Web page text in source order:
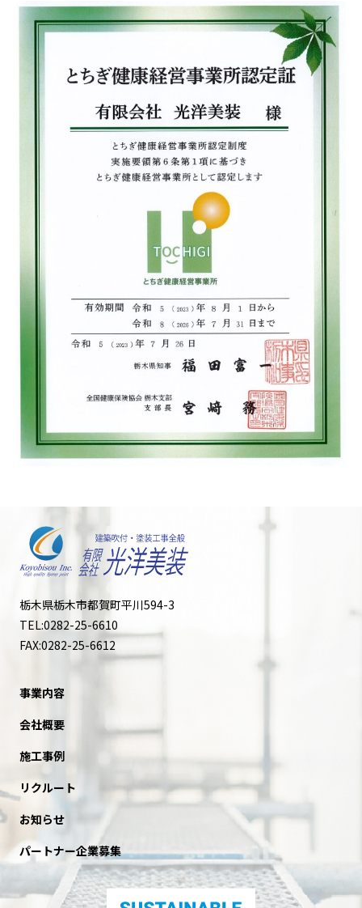
栃木県栃木市都賀町平川594-3
TEL:0282-25-6610
FAX:0282-25-6612
事業内容
会社概要
施工事例
リクルート
お知らせ
パートナー企業募集